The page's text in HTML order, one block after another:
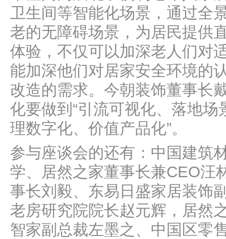
卫生间等智能化场景，通过全
老的无障碍场景，为居民提供
体验，不仅可以加深老人们对
能加深他们对居家安全环境的
改造的需求。今朝装饰董事长
化要做到“引流可视化、落地
理数字化、价值产品化”。
参与座谈会的还有：中国建筑
学、居然之家董事长兼CEO汪
事长刘毅、东易日盛家居装饰
老房研究院院长赵元辉，居然
智家副总裁左墨之、中国区零